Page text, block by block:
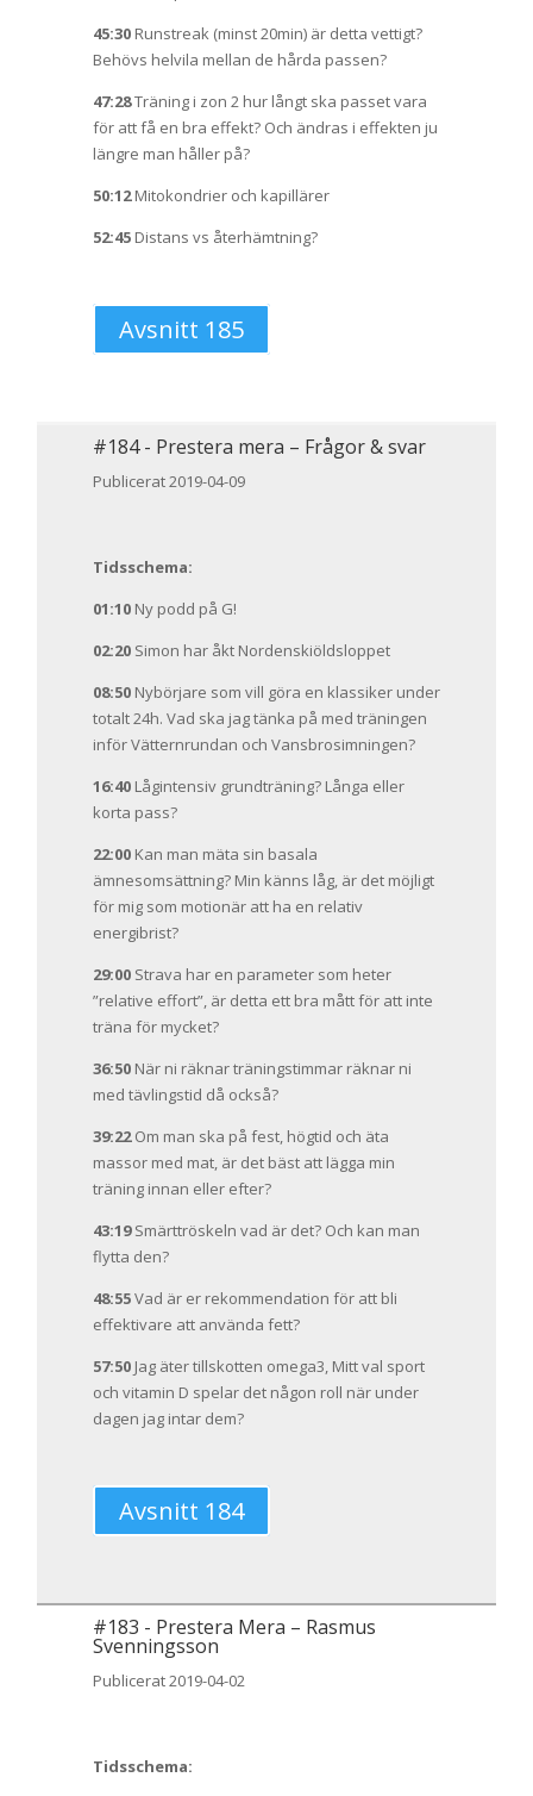
45:30Runstreak (minst 20min) är detta vettigt?
Behövs helvila mellan de hårda passen?
47:28Träning i zon 2 hur långt ska passet vara
för att få en bra effekt? Och ändras i effekten ju
längre man håller på?
50:12Mitokondrier och kapillärer
52:45Distans vs återhämtning?
Avsnitt 185
#184- Prestera mera – Frågor & svar
Publicerat 2019-04-09
Tidsschema:
01:10Ny podd på G!
02:20Simon har åkt Nordenskiöldsloppet
08:50Nybörjare som vill göra en klassiker under
totalt 24h. Vad ska jag tänka på med träningen
inför Vätternrundan och Vansbrosimningen?
16:40Lågintensiv grundträning? Långa eller
korta pass?
22:00Kan man mäta sin basala
ämnesomsättning? Min känns låg, är det möjligt
för mig som motionär att ha en relativ
energibrist?
29:00Strava har en parameter som heter
”relative effort”, är detta ett bra mått för att inte
träna för mycket?
36:50När ni räknar träningstimmar räknar ni
med tävlingstid då också?
39:22Om man ska på fest, högtid och äta
massor med mat, är det bäst att lägga min
träning innan eller efter?
43:19Smärttröskeln vad är det? Och kan man
flytta den?
48:55Vad är er rekommendation för att bli
effektivare att använda fett?
57:50Jag äter tillskotten omega3, Mitt val sport
och vitamin D spelar det någon roll när under
dagen jag intar dem?
Avsnitt 184
#183 - Prestera Mera – Rasmus
Svenningsson
Publicerat 2019-04-02
Tidsschema: